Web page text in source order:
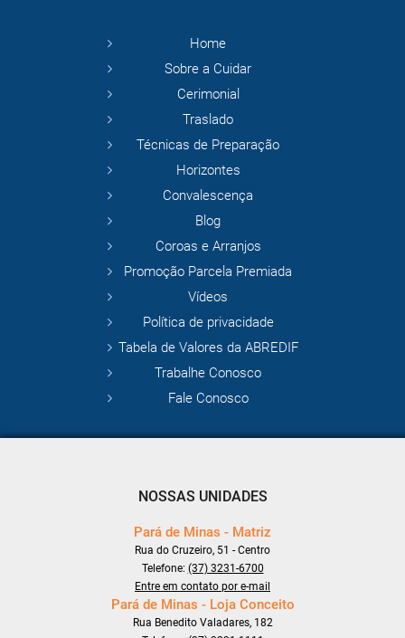
Home
Sobre a Cuidar
Cerimonial
Traslado
Técnicas de Preparação
Horizontes
Convalescença
Blog
Coroas e Arranjos
Promoção Parcela Premiada
Vídeos
Política de privacidade
Tabela de Valores da ABREDIF
Trabalhe Conosco
Fale Conosco
NOSSAS UNIDADES
Pará de Minas - Matriz
Rua do Cruzeiro, 51 - Centro
Telefone: (37) 3231-6700
Entre em contato por e-mail
Pará de Minas - Loja Conceito
Rua Benedito Valadares, 182